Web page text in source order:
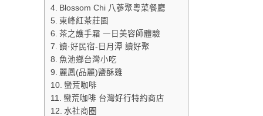
Blossom Chi 八蔘聚粵菜餐廳
東峰紅茶莊園
茶之護手霜 一日美容師體驗
讀·好民宿-日月潭 讀好聚
魚池鄉台灣小吃
麗鳳(品麗)鹽酥雞
蠻荒咖啡
蠻荒咖啡 台灣好行特約商店
水社商圈